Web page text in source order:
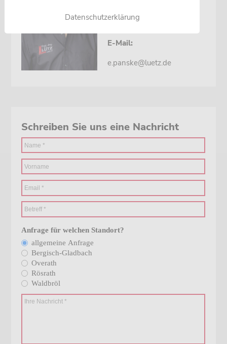
0 22 02 / 70 80 60
E-Mail:
e.panske@luetz.de
Schreiben Sie uns eine Nachricht
Datenschutzerklärung